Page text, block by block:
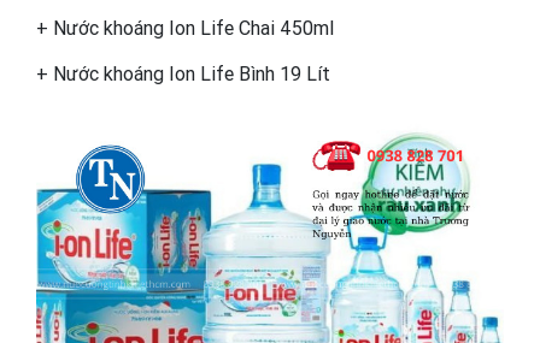
+ Nước khoáng Ion Life Chai 450ml
+ Nước khoáng Ion Life Bình 19 Lít